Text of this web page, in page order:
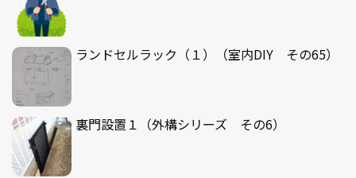
ランドセルラック（１）（室内DIY その65）
裏門設置１（外構シリーズ その6）